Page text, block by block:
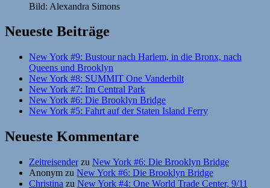
Bild: Alexandra Simons
Neueste Beiträge
New York #9: Bustour nach Harlem, in die Bronx, nach
Queens und Brooklyn
New York #8: SUMMIT One Vanderbilt
New York #7: Im Central Park
New York #6: Die Brooklyn Bridge
New York #5: Fahrt auf der Staten Island Ferry
Neueste Kommentare
Zeitreisenderzu New York #6: Die Brooklyn Bridge
Anonym zu New York #6: Die Brooklyn Bridge
Christina zu New York #4: One World Trade Center, 9/11